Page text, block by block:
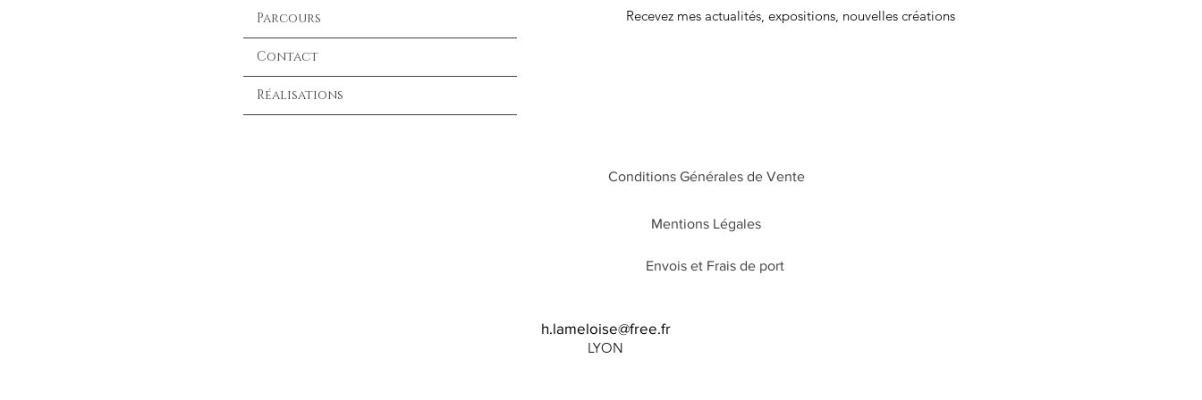
Prix
220,00 €
Parcours
Contact
Réalisations
Recevez mes actualités, expositions, nouvelles créations
Conditions Générales de Vente
Mentions Légales
Envois et Frais de port
h.lameloise@free.fr
LYON